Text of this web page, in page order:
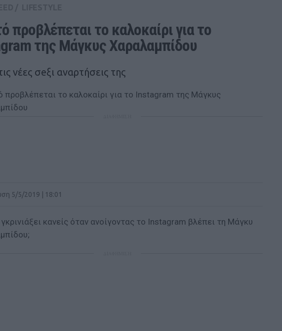
προβλέπεται το καλοκαίρι για το
της Μάγκυς Χαραλαμπίδου
νέες σeξι αναρτήσεις της
5/5/2019 | 18:01
κανείς όταν ανοίγοντας το Instagram βλέπει τη Μάγκυ